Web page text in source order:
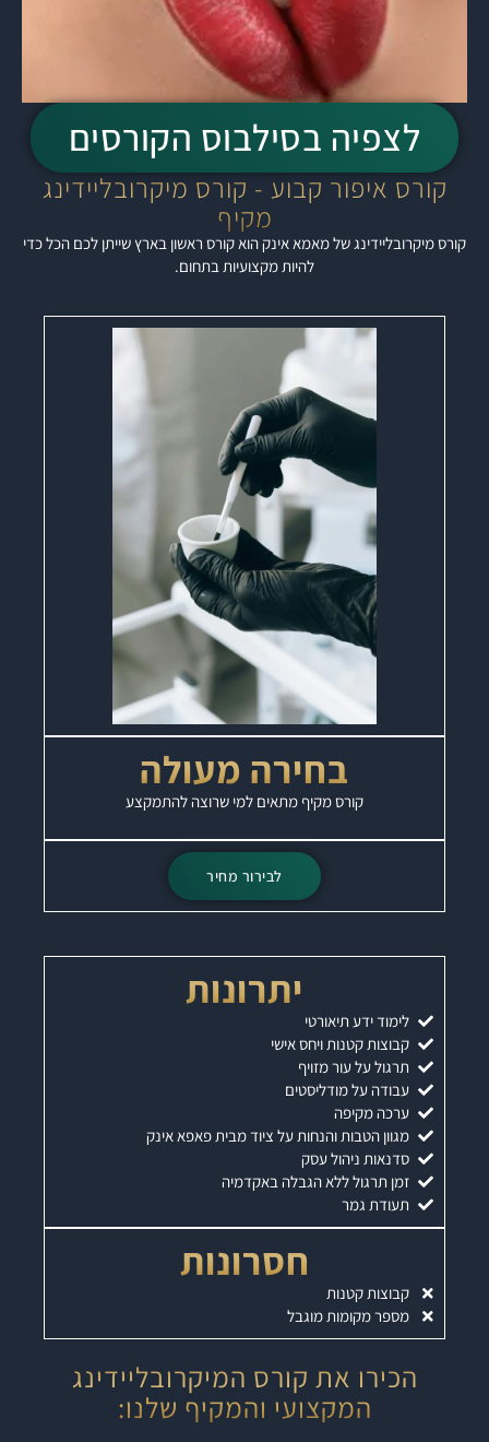
לצפיה בסילבוס הקורסים
קורס איפור קבוע - קורס מיקרובליידינג
מקיף
קורס מיקרובליידינג של מאמא אינק הוא קורס ראשון בארץ שייתן לכם הכל כדי
להיות מקצועיות בתחום.
בחירה מעולה
קורס מקיף מתאים למי שרוצה להתמקצע
לבירור מחיר
יתרונות
לימוד ידע תיאורטי
קבוצות קטנות ויחס אישי
תרגול על עור מזויף
עבודה על מודליסטים
ערכה מקיפה
מגוון הטבות והנחות על ציוד מבית פאפא אינק
סדנאות ניהול עסק
זמן תרגול ללא הגבלה באקדמיה
תעודת גמר
חסרונות
קבוצות קטנות
מספר מקומות מוגבל
הכירו את קורס המיקרובליידינג
המקצועי והמקיף שלנו: